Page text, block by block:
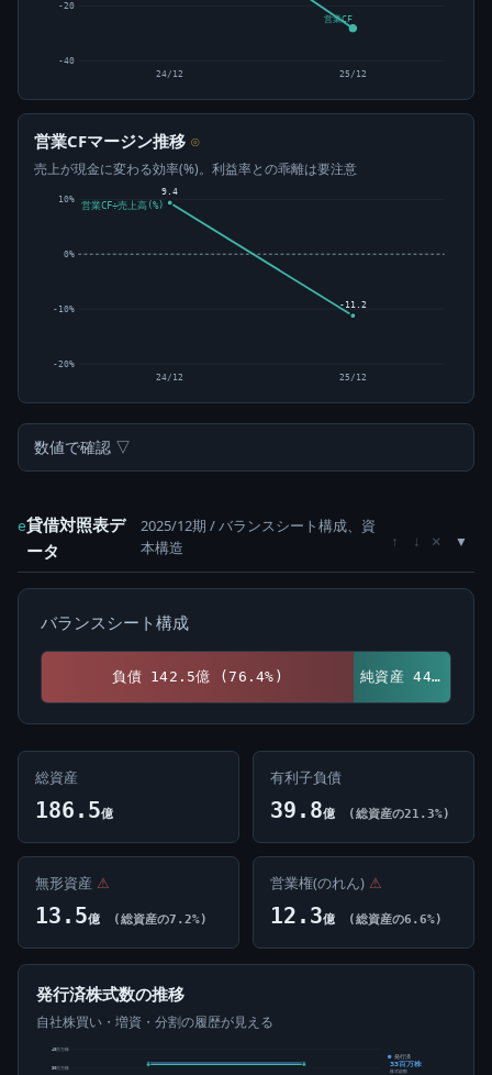
-40
-20
営業CF
24/12 25/12
営業CFマージン推移 ⊙
売上が現金に変わる効率(%)。利益率との乖離は要注意
-20%
-10%
0%
10%
9.4
24/12
-11.2
25/12
営業CF÷売上高(%)
数値で確認 ▽
e貸借対照表デ
ータ
2025/12期 / バランスシート構成、資
本構造
↑ ↓ ×
バランスシート構成
負債 142.5億 (76.4%) 純資産 44.0億 (23.6%)
総資産
186.5億
有利子負債
39.8億 (総資産の21.3%)
無形資産 ⚠
13.5億 (総資産の7.2%)
営業権(のれん) ⚠
12.3億 (総資産の6.6%)
発行済株式数の推移
自社株買い・増資・分割の履歴が見える
30百万株
40百万株
発行済
33百万株
株式総数